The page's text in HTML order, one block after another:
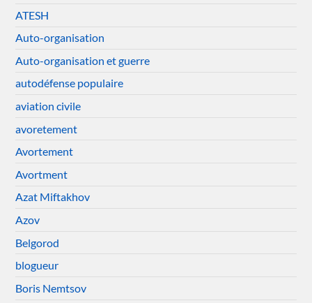
ATESH
Auto-organisation
Auto-organisation et guerre
autodéfense populaire
aviation civile
avoretement
Avortement
Avortment
Azat Miftakhov
Azov
Belgorod
blogueur
Boris Nemtsov